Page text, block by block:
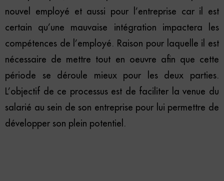
nouvel employé et aussi pour l’entreprise car il est
certain qu’une mauvaise intégration impactera les
compétences de l’employé. Raison pour laquelle il est
nécessaire de mettre tout en oeuvre afin que cette
période se déroule mieux pour les deux parties.
L’objectif de ce processus est de faciliter la venue du
salarié au sein de son entreprise pour lui permettre de
développer son plein potentiel.